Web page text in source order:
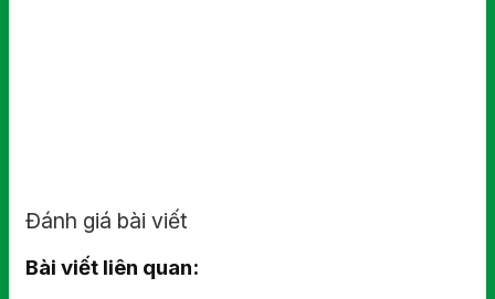
Đánh giá bài viết
Bài viết liên quan: